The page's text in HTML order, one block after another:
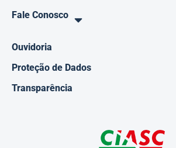
Fale Conosco
Ouvidoria
Proteção de Dados
Transparência